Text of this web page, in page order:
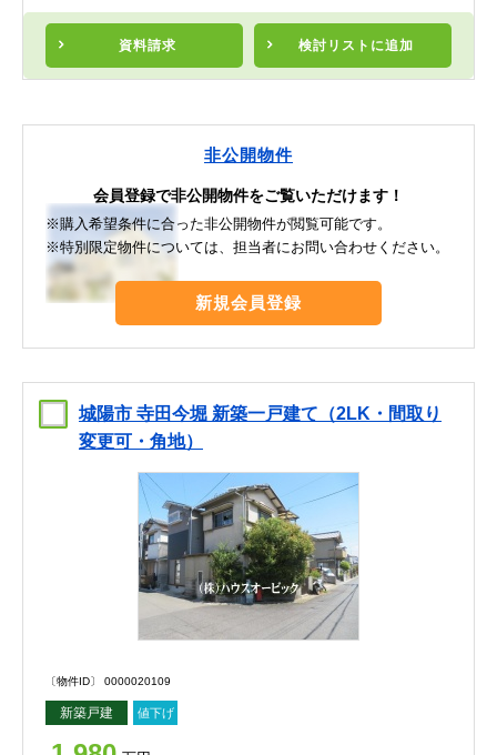
資料請求 検討リスト に追加
非公開物件
会員登録で非公開物件をご覧いただけます！
※購入希望条件に合った非公開物件が閲覧可能です。
※特別限定物件については、担当者にお問い合わせください。
新規会員登録
城陽市 寺田今堀 新築一戸建て（2LK・間取り
変更可・角地）
〔物件ID〕 0000020109
新築戸建 値下げ